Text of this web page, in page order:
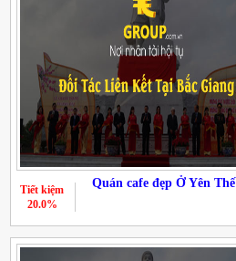
Quán cafe đẹp Ở Yên Thế
Tiết kiệm
20.0%